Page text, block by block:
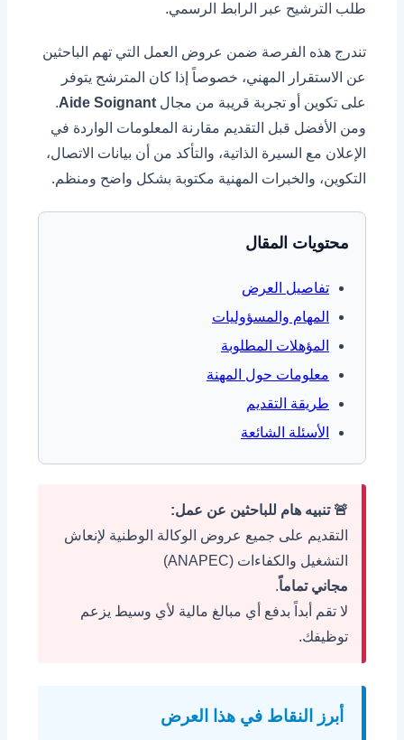
طلب الترشيح عبر الرابط الرسمي.
تندرج هذه الفرصة ضمن عروض العمل التي تهم الباحثين
عن الاستقرار المهني، خصوصاً إذا كان المترشح يتوفر
على تكوين أو تجربة قريبة من مجال Aide Soignant
.
ومن الأفضل قبل التقديم مقارنة المعلومات الواردة في
الإعلان مع السيرة الذاتية، والتأكد من أن بيانات الاتصال،
التكوين، والخبرات المهنية مكتوبة بشكل واضح ومنظم.
محتويات المقال
تفاصيل العرض
المهام والمسؤوليات
المؤهلات المطلوبة
معلومات حول المهنة
طريقة التقديم
الأسئلة الشائعة
🚨 تنبيه هام للباحثين عن عمل:
التقديم على جميع عروض الوكالة الوطنية لإنعاش
التشغيل والكفاءات (ANAPEC)
مجاني تماماً.
لا تقم أبداً بدفع أي مبالغ مالية لأي وسيط يزعم
توظيفك.
أبرز النقاط في هذا العرض